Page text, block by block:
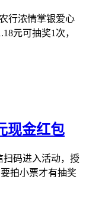
行浓情掌银爱心
元可抽奖1次，
现金红包
扫码进入活动，授
拍小票才有抽奖